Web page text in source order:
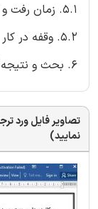
5.1. زمان رفت و آمد
5.2. وقفه در کار
6. بحث و نتیجه گیری
تصاویر فایل ورد
نمایید)